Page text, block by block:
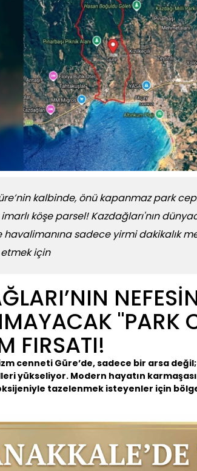
kalbinde, önü kapanmaz park
köşe parsel! Kazdağları'nın
havalimanına sadece yirmi dakikalık
etmek için
"PARK
FIRSATI!
cenneti Güre’de, sadece bir arsa
yükseliyor. Modern hayatın
tazelenmek isteyenler için